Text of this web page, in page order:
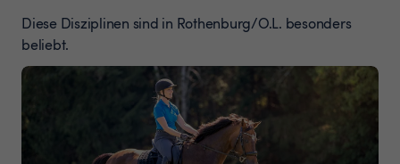
Diese Disziplinen sind in Rothenburg/O.L. besonders
beliebt.